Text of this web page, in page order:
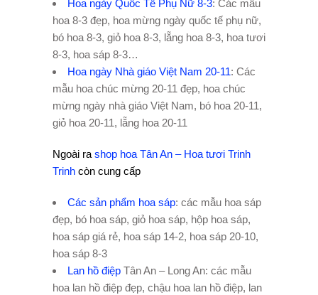
Hoa ngày Quốc Tế Phụ Nữ 8-3: Các mẫu
hoa 8-3 đẹp, hoa mừng ngày quốc tế phụ nữ,
bó hoa 8-3, giỏ hoa 8-3, lẵng hoa 8-3, hoa tươi
8-3, hoa sáp 8-3…
Hoa ngày Nhà giáo Việt Nam 20-11: Các
mẫu hoa chúc mừng 20-11 đẹp, hoa chúc
mừng ngày nhà giáo Việt Nam, bó hoa 20-11,
giỏ hoa 20-11, lẵng hoa 20-11
Ngoài ra shop hoa Tân An – Hoa tươi Trinh
Trinh còn cung cấp
Các sản phẩm hoa sáp: các mẫu hoa sáp
đẹp, bó hoa sáp, giỏ hoa sáp, hộp hoa sáp,
hoa sáp giá rẻ, hoa sáp 14-2, hoa sáp 20-10,
hoa sáp 8-3
Lan hồ điệp Tân An – Long An: các mẫu
hoa lan hồ điệp đẹp, chậu hoa lan hồ điệp, lan